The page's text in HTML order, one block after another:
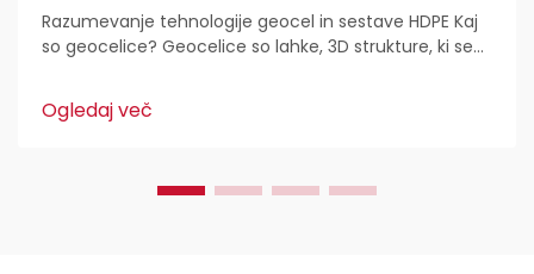
Razumevanje tehnologije geocel in sestave HDPE Kaj
so geocelice? Geocelice so lahke, 3D strukture, ki se
gradbeništvu. Inženirji civilne zaščite jih imajo radi,
ker...
Ogledaj več